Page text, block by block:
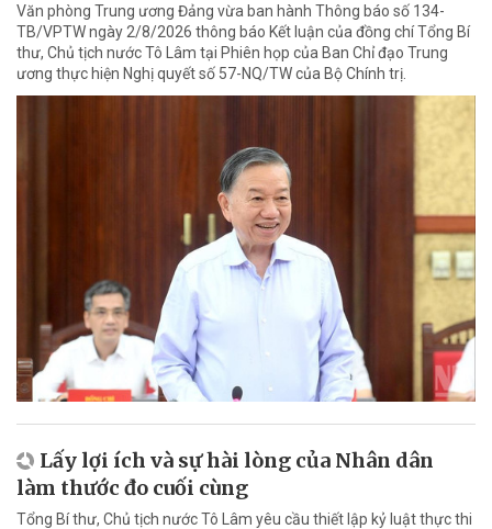
Văn phòng Trung ương Đảng vừa ban hành Thông báo số 134-
TB/VPTW ngày 2/8/2026 thông báo Kết luận của đồng chí Tổng Bí
thư, Chủ tịch nước Tô Lâm tại Phiên họp của Ban Chỉ đạo Trung
ương thực hiện Nghị quyết số 57-NQ/TW của Bộ Chính trị.
Lấy lợi ích và sự hài lòng của Nhân dân
làm thước đo cuối cùng
Tổng Bí thư, Chủ tịch nước Tô Lâm yêu cầu thiết lập kỷ luật thực thi